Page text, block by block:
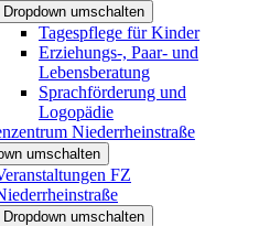
Dropdown umschalten
Tagespflege für Kinder
Erziehungs-, Paar- und
Lebensberatung
Sprachförderung und
Logopädie
Niederrheinstraße
umschalten
FZ
Dropdown umschalten